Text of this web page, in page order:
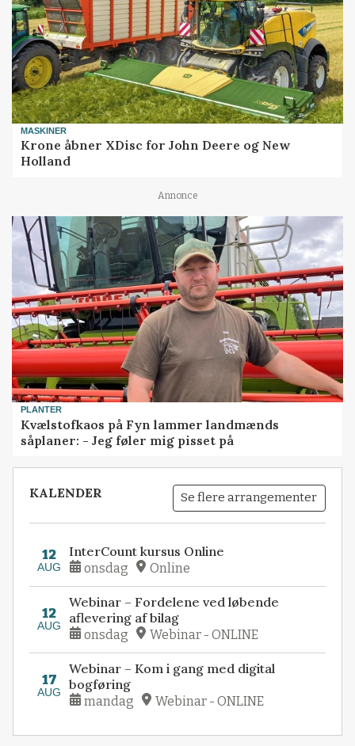
MASKINER
Krone åbner XDisc for John Deere og New
Holland
Annonce
PLANTER
Kvælstofkaos på Fyn lammer landmænds
såplaner: - Jeg føler mig pisset på
KALENDER Se flere arrangementer
12
AUG
InterCount kursus Online
onsdag Online
12
AUG
Webinar – Fordelene ved løbende
aflevering af bilag
onsdag Webinar - ONLINE
17
AUG
Webinar – Kom i gang med digital
bogføring
mandag Webinar - ONLINE